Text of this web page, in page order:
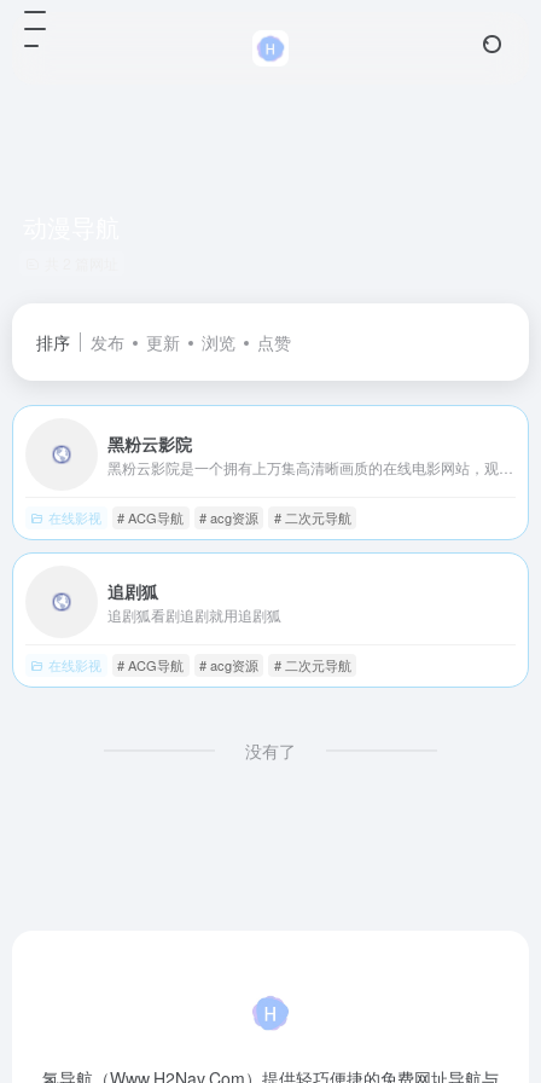
排序 发布 更新 浏览 点赞
黑粉云影院
在线影视 # ACG导航 # acg资源 # 二次元导航
追剧狐
追剧狐看剧追剧就用追剧狐
在线影视 # ACG导航 # acg资源 # 二次元导航
没有了